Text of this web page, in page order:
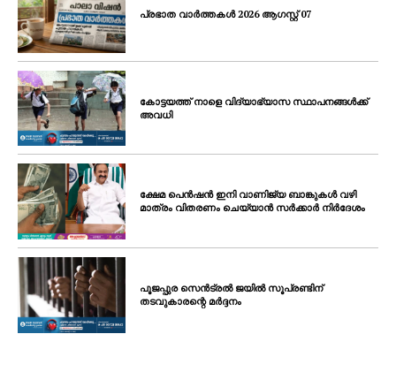
പ്രഭാത വാർത്തകൾ 2026 ആഗസ്റ്റ് 07
കോട്ടയത്ത് നാളെ വിദ്യാഭ്യാസ സ്ഥാപനങ്ങൾക്ക്
അവധി
ക്ഷേമ പെൻഷൻ ഇനി വാണിജ്യ ബാങ്കുകൾ വഴി
മാത്രം വിതരണം ചെയ്യാൻ സർക്കാർ നിർദേശം
പൂജപ്പുര സെൻട്രൽ ജയിൽ സൂപ്രണ്ടിന്
തടവുകാരന്റെ മർദ്ദനം